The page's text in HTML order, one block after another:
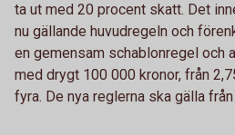
ta ut med 20 procent skatt. Det
nu gällande huvudregeln och
en gemensam schablonregel och
med drygt 100 000 kronor, från
fyra. De nya reglerna ska gälla